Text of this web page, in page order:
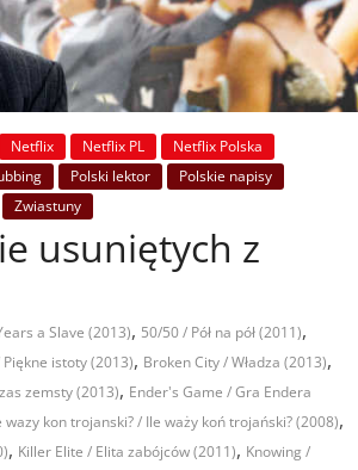
Netflix Netflix PL
Netflix Polska
Polski lektor
Polskie napisy
Zwiastuny
usuniętych z
a Slave (2013), 50/50 / Pół na pół (2011),
istoty (2013), Broken City / Władza (2013),
zemsty (2013), Ender's Game / Gra Endera
wazy kon trojanski? / Ile waży koń trojański? (2008),
, Killer Elite / Elita zabójców (2011), Knowing /